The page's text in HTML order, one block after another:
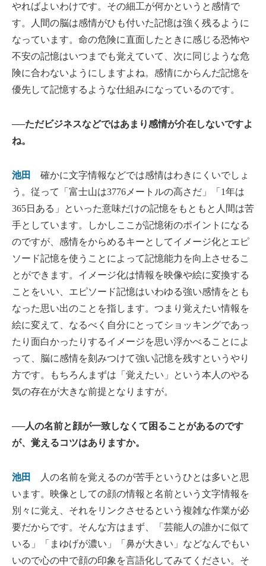
やればよいわけです。その細工が何かというと感情で
す。人間の脳は感情がひも付いた記憶は強く残るように
なっています。命の危険に直面したときに感じる恐怖や
不安の記憶はいつまでも覚えていて、次に同じような危
険に合わないようにしますよね。感情にからんだ記憶を
優先して記憶するような仕組みになっているのです。
──ただビジネスなどではあまり感情が介在しないですよ
ね。
池田
確かに文字情報などでは感情はわきにくいでしょ
う。従って「富士山は3776メートルの高さだ」「1年は
365日ある」といった意味だけの記憶をもともと人間は苦
手としています。しかしここが記憶術のポイントになる
のですが、感情をからめるキーとしてイメージ化とエピ
ソード記憶を使うことによって記憶能力を向上させるこ
とができます。イメージ化は情報を映像や絵に変換する
ことをいい、エピソード記憶はいわゆる強い感情をとも
なった思い出のことを指します。つまり覚えたい情報を
絵に変えて、なるべく自分にとってショッキングであっ
たり面白かったりするイメージを思い浮かべることによ
って、脳に感情を刻みつけて強い記憶を残すというやり
方です。もちろんまずは「覚えたい」という本人のやる
気の存在が大きな前提となりますが。
──人の名前と顔が一致しなくて困ることがあるのです
が、覚えるコツはありますか。
池田
人の名前を覚えるのが苦手というひとは多いと思
います。映像としての顔の情報と名前という文字情報を
別々に覚え、それをリンクさせるという複雑な作業が必
要だからです。そんな方はまず、「芸能人の誰かに似て
いる」「まゆげが濃い」「鼻が大きい」などなんでもい
いので心の中で顔の印象を言語化してみてください。そ